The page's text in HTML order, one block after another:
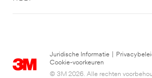
Juridische Informatie
Cookie-voorkeuren
© 3M 2026. Alle rechten